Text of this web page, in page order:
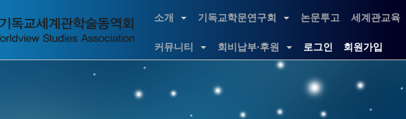
소개 기독교학문연구회 논문투고 세계관교육
커뮤니티 회비납부·후원 로그인 회원가입